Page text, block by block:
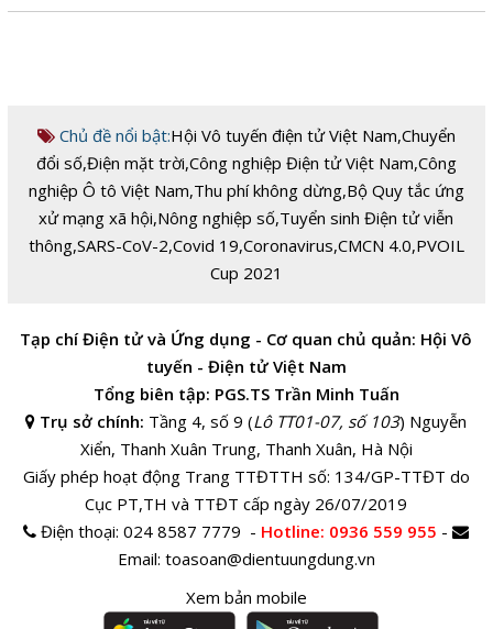
Chủ đề nổi bật:Hội Vô tuyến điện tử Việt Nam,Chuyển
đổi số,Điện mặt trời,Công nghiệp Điện tử Việt Nam,Công
nghiệp Ô tô Việt Nam,Thu phí không dừng,Bộ Quy tắc ứng
xử mạng xã hội,Nông nghiệp số,Tuyển sinh Điện tử viễn
thông,SARS-CoV-2,Covid 19,Coronavirus,CMCN 4.0,PVOIL
Cup 2021
Tạp chí Điện tử và Ứng dụng - Cơ quan chủ quản: Hội Vô
tuyến - Điện tử Việt Nam
Tổng biên tập: PGS.TS Trần Minh Tuấn
Trụ sở chính: Tầng 4, số 9 (Lô TT01-07, số 103) Nguyễn
Xiển, Thanh Xuân Trung, Thanh Xuân, Hà Nội
Giấy phép hoạt động Trang TTĐTTH số: 134/GP-TTĐT do
Cục PT,TH và TTĐT cấp ngày 26/07/2019
Điện thoại:024 8587 7779 - Hotline: 0936 559 955 -
Email: toasoan@dientuungdung.vn
Xem bản mobile